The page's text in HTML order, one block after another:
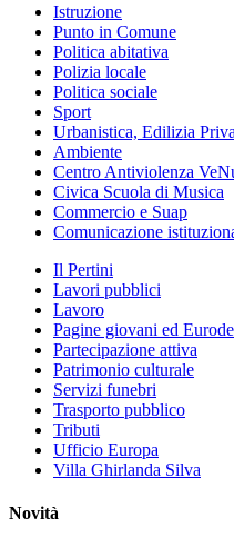
Istruzione
Punto in Comune
Politica abitativa
Polizia locale
Politica sociale
Sport
Urbanistica, Edilizia
Ambiente
Centro Antiviolenza
Civica Scuola di Musica
Commercio e Suap
Comunicazione
Il Pertini
Lavori pubblici
Lavoro
Pagine giovani ed
Partecipazione attiva
Patrimonio culturale
Servizi funebri
Trasporto pubblico
Tributi
Ufficio Europa
Villa Ghirlanda Silva
Novità